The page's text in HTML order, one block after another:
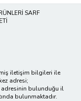
SARF
iletişim bilgileri ile
adresi;
adresinin bulunduğu il
bulunmaktadır.